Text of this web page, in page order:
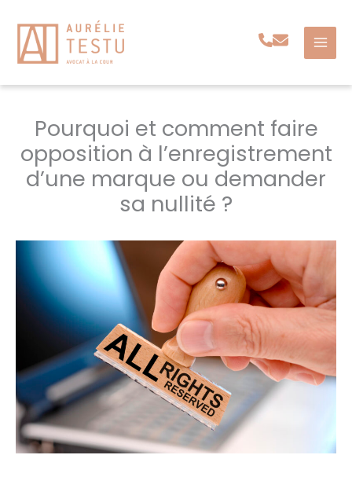
contenu
Pourquoi et comment faire
opposition à l’enregistrement
d’une marque ou demander
sa nullité ?